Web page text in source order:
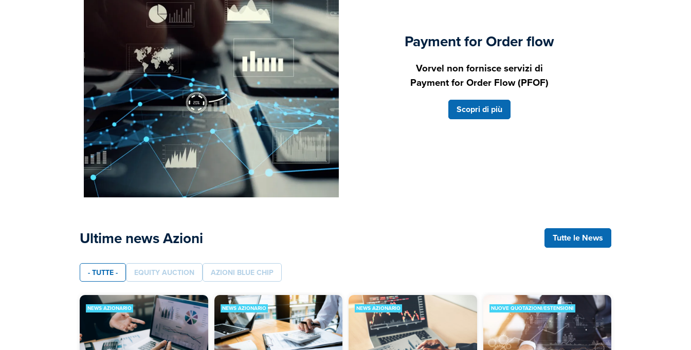
Payment for Order flow
Vorvel non fornisce servizi di
Payment for Order Flow (PFOF)
Scopri di più
Ultime news Azioni Tutte le News
- TUTTE - EQUITY AUCTION AZIONI BLUE CHIP
NEWS AZIONARIO NEWS AZIONARIO NEWS AZIONARIO NUOVE QUOTAZIONI/ESTENSIONI